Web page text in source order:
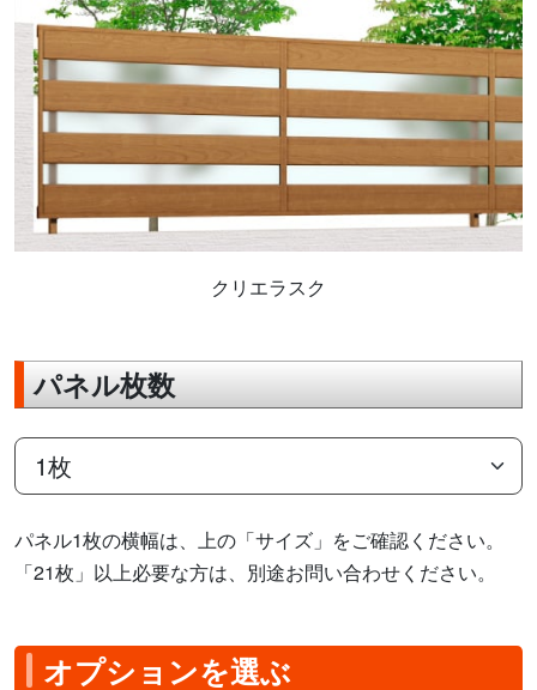
クリエラスク
パネル枚数
パネル1枚の横幅は、上の「サイズ」をご確認ください。
「21枚」以上必要な方は、別途お問い合わせください。
オプションを選ぶ